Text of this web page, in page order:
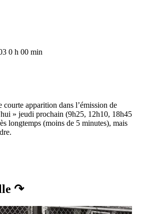
0 h 00 min
courte apparition dans l’émission de
» jeudi prochain (9h25, 12h10, 18h45
longtemps (moins de 5 minutes), mais
↷